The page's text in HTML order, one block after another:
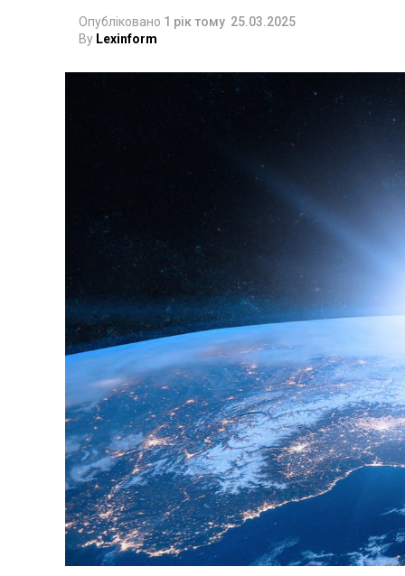
Опубліковано 1 рік тому 25.03.2025
By Lexinform